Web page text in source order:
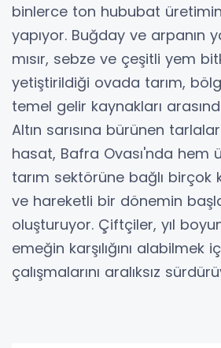
binlerce ton hububat
yapıyor. Buğday ve arpanın
mısır, sebze ve çeşitli yem
yetiştirildiği ovada tarım,
temel gelir kaynakları
Altın sarısına bürünen
hasat, Bafra Ovası'nda hem
tarım sektörüne bağlı birçok
ve hareketli bir dönemin
oluşturuyor. Çiftçiler, yıl
emeğin karşılığını alabilmek
çalışmalarını aralıksız